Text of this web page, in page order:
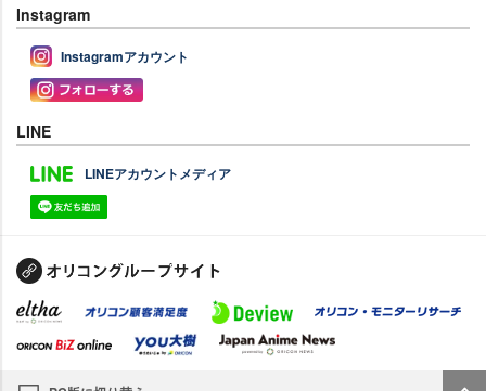
Instagram
Instagramアカウント
LINE
LINEアカウントメディア